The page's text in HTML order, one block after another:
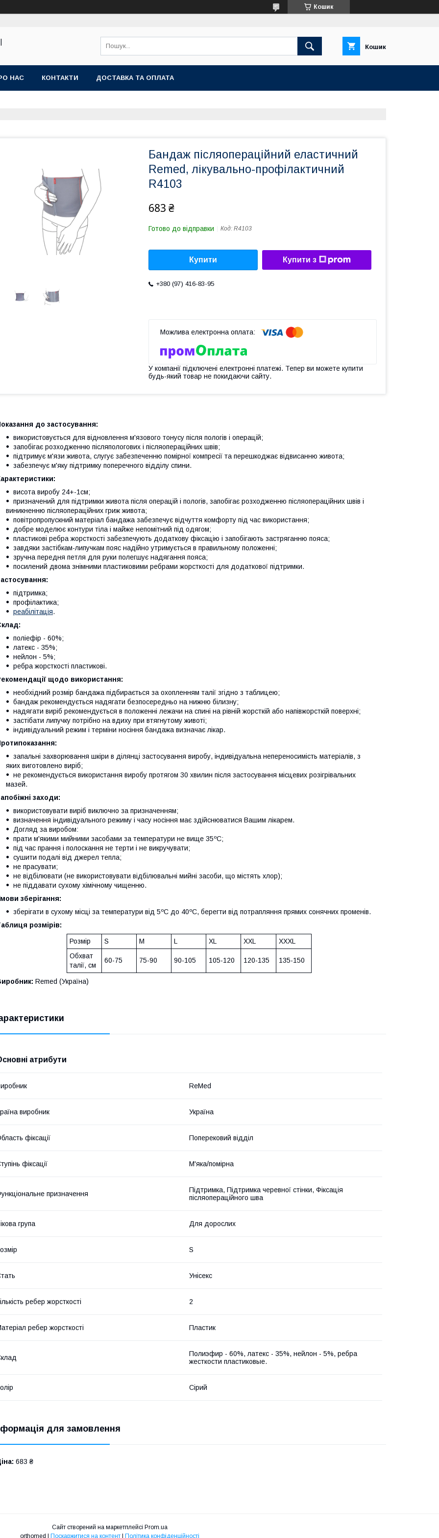
Кошик
Кошик
НАС КОНТАКТИ ДОСТАВКА ТА ОПЛАТА
Бандаж післяопераційний еластичний
Remed, лікувально-профілактичний
R4103
683 ₴
Готово до відправки Код: R4103
Купити Купити з
+380 (97) 416-83-95
У компанії підключені електронні платежі. Тепер ви можете купити
будь-який товар не покидаючи сайту.
до застосування:
використовується для відновлення м'язового тонусу після пологів і операцій;
запобігає розходженню післяпологових і післяопераційних швів;
підтримує м'язи живота, слугує забезпеченню помірної компресії та перешкоджає відвисанню живота;
забезпечує м'яку підтримку поперечного відділу спини.
висота виробу 24+-1см;
призначений для підтримки живота після операцій і пологів, запобігає розходженню післяопераційних швів і
виникненню післяопераційних гриж живота;
повітропропускний матеріал бандажа забезпечує відчуття комфорту під час використання;
добре моделює контури тіла і майже непомітний під одягом;
пластикові ребра жорсткості забезпечують додаткову фіксацію і запобігають застряганню пояса;
завдяки застібкам-липучкам пояс надійно утримується в правильному положенні;
зручна передня петля для руки полегшує надягання пояса;
посилений двома знімними пластиковими ребрами жорсткості для додаткової підтримки.
підтримка;
профілактика;
реабілітація.
поліефір - 60%;
латекс - 35%;
нейлон - 5%;
ребра жорсткості пластикові.
щодо використання:
необхідний розмір бандажа підбирається за охопленням талії згідно з таблицею;
бандаж рекомендується надягати безпосередньо на нижню білизну;
надягати виріб рекомендується в положенні лежачи на спині на рівній жорсткій або напівжорсткій поверхні;
застібати липучку потрібно на вдиху при втягнутому животі;
індивідуальний режим і терміни носіння бандажа визначає лікар.
запальні захворювання шкіри в ділянці застосування виробу, індивідуальна непереносимість матеріалів, з
яких виготовлено виріб;
не рекомендується використання виробу протягом 30 хвилин після застосування місцевих розігрівальних
мазей.
заходи:
використовувати виріб виключно за призначенням;
визначення індивідуального режиму і часу носіння має здійснюватися Вашим лікарем.
Догляд за виробом:
прати м'якими мийними засобами за температури не вище 35ºС;
під час прання і полоскання не терти і не викручувати;
сушити подалі від джерел тепла;
не прасувати;
не відбілювати (не використовувати відбілювальні мийні засоби, що містять хлор);
не піддавати сухому хімічному чищенню.
зберігання:
зберігати в сухому місці за температури від 5ºС до 40ºС, берегти від потрапляння прямих сонячних променів.
розмірів:
Розмір S M L XL XXL
XXXL
Обхват
талії, см
60-75 75-90 90-105 105-120 120-135 135-150
Remed (Україна)
атрибути
ReMed
виробник Україна
фіксації Поперековий відділ
фіксації М'яка/помірна
призначення
Підтримка, Підтримка черевної стінки, Фіксація
післяопераційного шва
група Для дорослих
S
Унісекс
ребер жорсткості 2
ребер жорсткості Пластик
Полиэфир - 60%, латекс - 35%, нейлон - 5%, ребра
жесткости пластиковые.
Сірий
для замовлення
683 ₴
Сайт створений на маркетплейсі Prom.ua
Поскаржитися на контент Політика конфіденційності